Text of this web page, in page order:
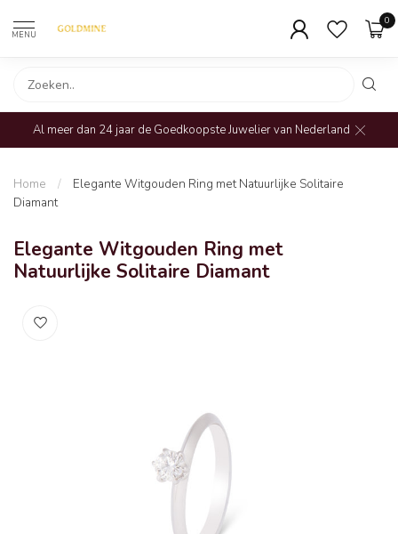
MENU
0
Al meer dan 24 jaar de Goedkoopste Juwelier van Nederland
Home /
Elegante Witgouden Ring met Natuurlijke Solitaire
Diamant
Elegante Witgouden Ring met
Natuurlijke Solitaire Diamant